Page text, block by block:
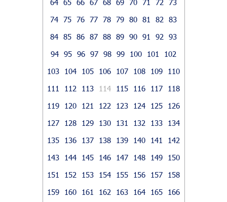
64 65 66 67 68 69 70 71 72
73
74 75 76 77 78 79 80 81 82
83
84 85 86 87 88 89 90 91 92
93
94 95 96 97 98 99 100 101
102
103
104 105 106 107 108 109
110
111
112 113 114 115 116 117
118
119
120 121 122 123 124 125
126
127
128 129 130 131 132 133
134
135
136 137 138 139 140 141
142
143
144 145 146 147 148 149
150
151
152 153 154 155 156 157
158
159
160 161 162 163 164 165
166